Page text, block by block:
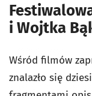
i Wojtka
Wśród filmów
znalazło się